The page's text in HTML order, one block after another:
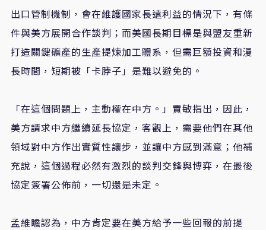
出口管制機制，會在維護國家長遠利益的情況下，有條
件與美方展開合作談判；而美國長期目標是與盟友重新
打造關鍵礦產的生產提煉加工體系，但需巨額投資和漫
長時間，短期被「卡脖子」是難以避免的。
「在這個問題上，主動權在中方。」賈敏指出，因此，
美方請求中方繼續延長協定，客觀上，需要他們在其他
領域對中方作出實質性讓步，並讓中方感到滿意；他補
充說，這個過程必然有激烈的談判交鋒與博弈，在最後
協定簽署公佈前，一切還是未定。
孟維瞻認為，中方肯定要在美方給予一些回報的前提